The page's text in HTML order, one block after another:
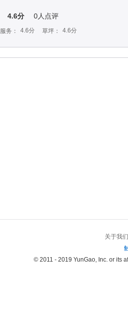
4.6分 0人点评
服务： 4.6分 草坪： 4.6分
关于我们
© 2011 - 2019 YunGao, Inc. or its